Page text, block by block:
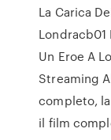
La Carica
Londracb01
Un Eroe A
Streaming
completo,
il film